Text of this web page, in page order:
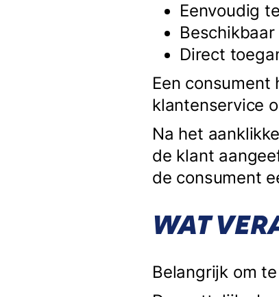
Eenvoudig
Direct
Een
klantenservice
Na het
de klant
de consument
WAT
Belangrijk om